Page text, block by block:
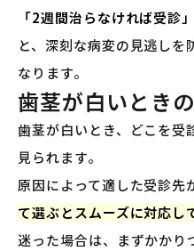
「2週間治らなければ受診
と、深刻な病変の見逃し
なります。
歯茎が白いとき
歯茎が白いとき、どこを受
見られます。
原因によって適した受診先
て選ぶとスムーズに対応し
迷った場合は、まずかかり